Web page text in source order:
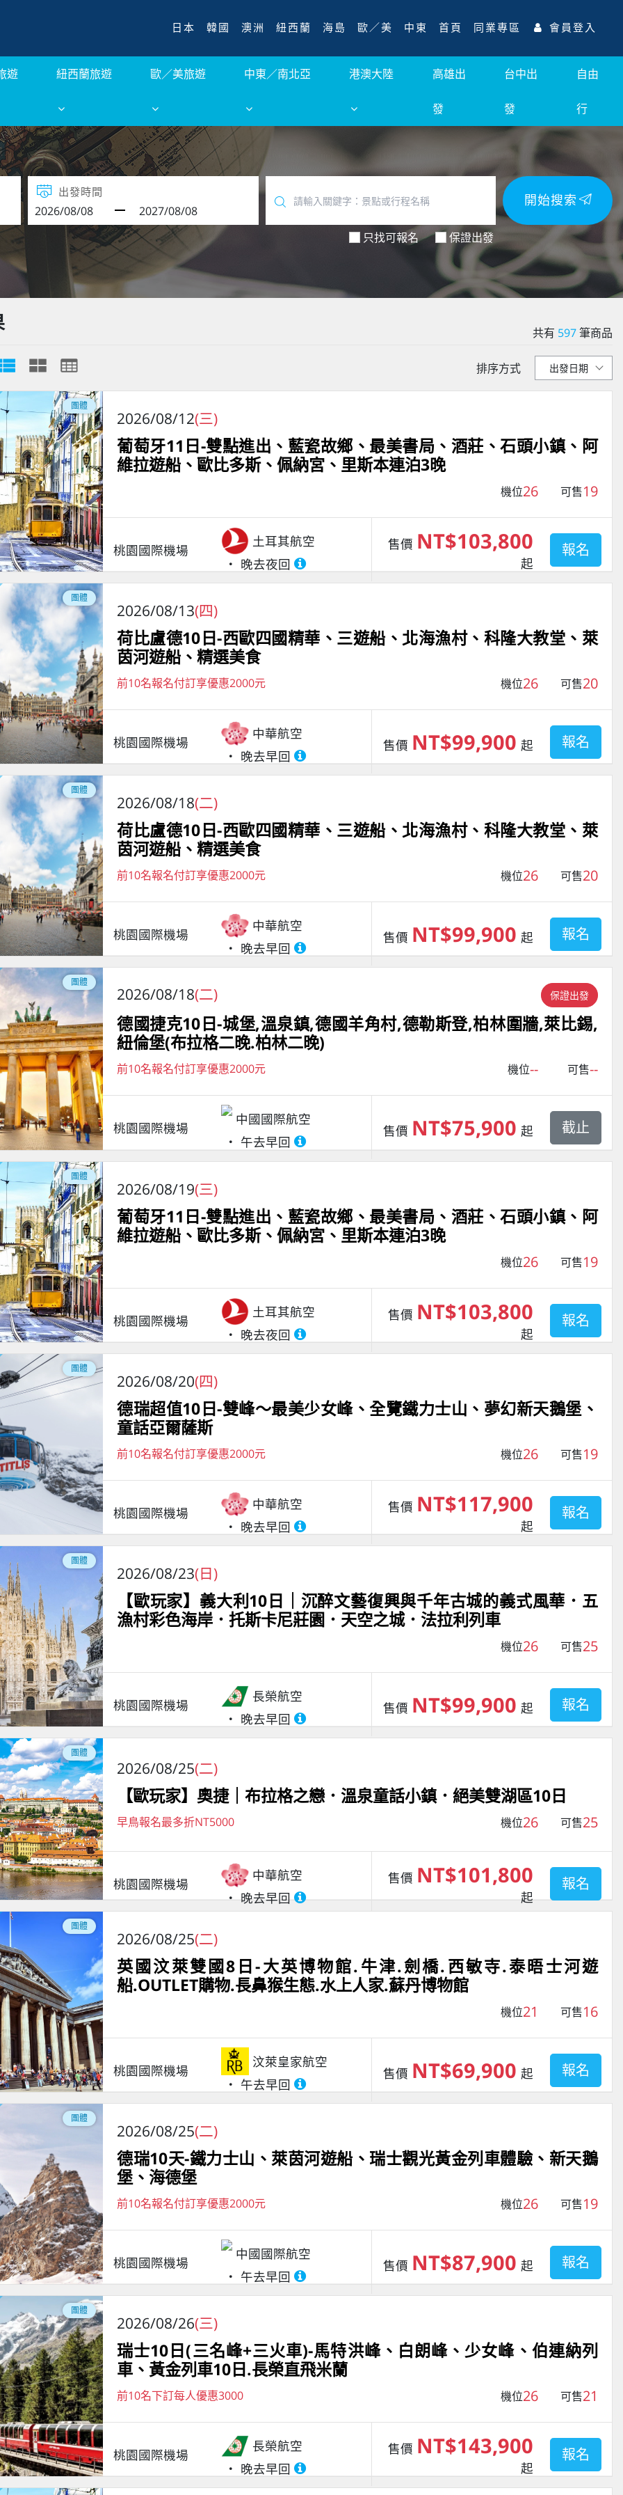
日本 韓國 澳洲 紐西蘭 海島 歐／美 中東 首頁 同業專區 會員登入
遊 紐西蘭旅遊 歐／美旅遊 中東／南北亞 港澳大陸 高雄出
發
台中出
發
自由
行
出發時間
只找可報名 保證出發
開始搜索
共有 597筆商品
排序方式
團體
2026/08/12(三)
葡萄牙11日-雙點進出、藍瓷故鄉、最美書局、酒莊、石頭小鎮、阿
維拉遊船、歐比多斯、佩納宮、里斯本連泊3晚
機位26 可售19
桃園國際機場
土耳其航空
晚去夜回
售價 NT$103,800
起
報名
團體
2026/08/13(四)
荷比盧德10日-西歐四國精華、三遊船、北海漁村、科隆大教堂、萊
茵河遊船、精選美食
前10名報名付訂享優惠2000元 機位26 可售20
桃園國際機場
中華航空
晚去早回
售價 NT$99,900 起 報名
團體
2026/08/18(二)
荷比盧德10日-西歐四國精華、三遊船、北海漁村、科隆大教堂、萊
茵河遊船、精選美食
前10名報名付訂享優惠2000元 機位26 可售20
桃園國際機場
中華航空
晚去早回
售價 NT$99,900 起 報名
團體
2026/08/18(二) 保證出發
德國捷克10日-城堡,溫泉鎮,德國羊角村,德勒斯登,柏林圍牆,萊比錫,
紐倫堡(布拉格二晚.柏林二晚)
前10名報名付訂享優惠2000元 機位-- 可售--
桃園國際機場
中國國際航空
午去早回
售價 NT$75,900 起 截止
團體
2026/08/19(三)
葡萄牙11日-雙點進出、藍瓷故鄉、最美書局、酒莊、石頭小鎮、阿
維拉遊船、歐比多斯、佩納宮、里斯本連泊3晚
機位26 可售19
桃園國際機場
土耳其航空
晚去夜回
售價 NT$103,800
起
報名
團體
2026/08/20(四)
德瑞超值10日-雙峰～最美少女峰、全覽鐵力士山、夢幻新天鵝堡、
童話亞爾薩斯
前10名報名付訂享優惠2000元 機位26 可售19
桃園國際機場
中華航空
晚去早回
售價 NT$117,900
起
報名
團體
2026/08/23(日)
【歐玩家】義大利10日｜沉醉文藝復興與千年古城的義式風華．五
漁村彩色海岸．托斯卡尼莊園．天空之城．法拉利列車
機位26 可售25
桃園國際機場
長榮航空
晚去早回
售價 NT$99,900 起 報名
團體
2026/08/25(二)
【歐玩家】奧捷｜布拉格之戀．溫泉童話小鎮．絕美雙湖區10日
早鳥報名最多折NT5000 機位26 可售25
桃園國際機場
中華航空
晚去早回
售價 NT$101,800
起
報名
團體
2026/08/25(二)
英國汶萊雙國8日-大英博物館.牛津.劍橋.西敏寺.泰晤士河遊
船.OUTLET購物.長鼻猴生態.水上人家.蘇丹博物館
機位21 可售16
桃園國際機場
汶萊皇家航空
午去早回
售價 NT$69,900 起 報名
團體
2026/08/25(二)
德瑞10天-鐵力士山、萊茵河遊船、瑞士觀光黃金列車體驗、新天鵝
堡、海德堡
前10名報名付訂享優惠2000元 機位26 可售19
桃園國際機場
中國國際航空
午去早回
售價 NT$87,900 起 報名
團體
2026/08/26(三)
瑞士10日(三名峰+三火車)-馬特洪峰、白朗峰、少女峰、伯連納列
車、黃金列車10日.長榮直飛米蘭
前10名下訂每人優惠3000 機位26 可售21
桃園國際機場
長榮航空
晚去早回
售價 NT$143,900
起
報名